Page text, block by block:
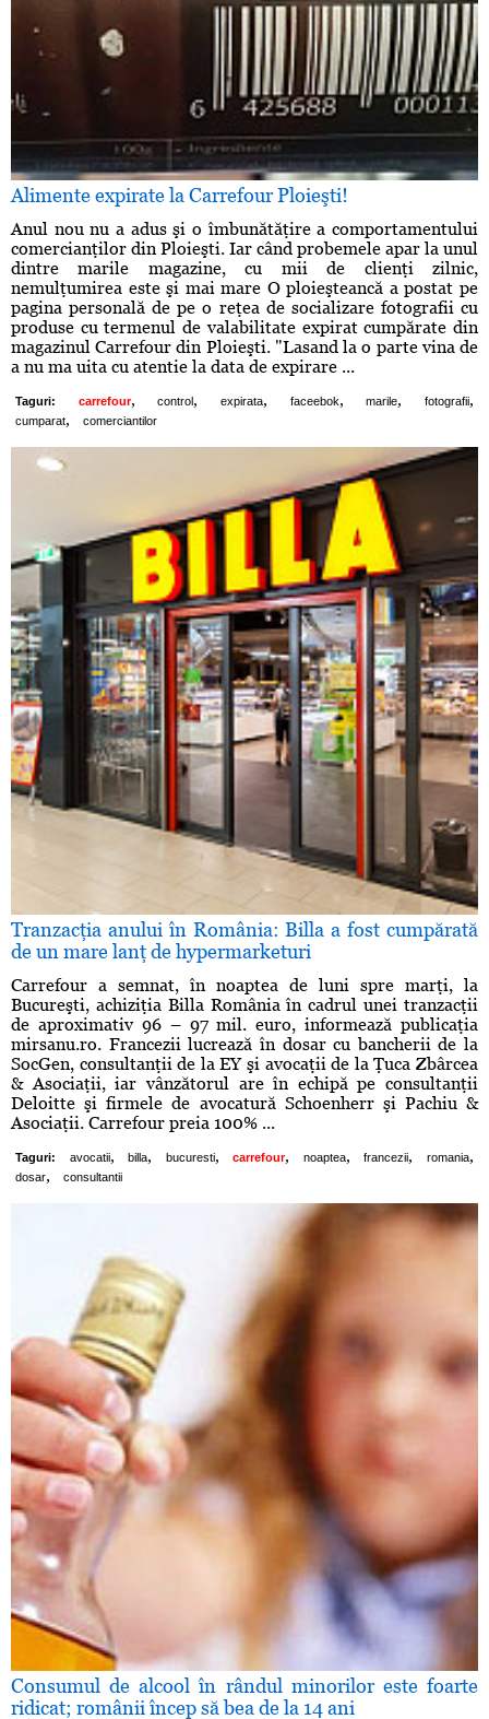
Alimente expirate la Carrefour Ploieşti!
Anul nou nu a adus şi o îmbunătăţire a comportamentului
comercianţilor din Ploieşti. Iar când probemele apar la unul
dintre marile magazine, cu mii de clienţi zilnic,
nemulţumirea este şi mai mare O ploieşteancă a postat pe
pagina personală de pe o reţea de socializare fotografii cu
produse cu termenul de valabilitate expirat cumpărate din
magazinul Carrefour din Ploieşti. "Lasand la o parte vina de
a nu ma uita cu atentie la data de expirare ...
Taguri: carrefour, control , expirata, faceebok, marile, fotografii,
cumparat, comerciantilor
Tranzacţia anului în România: Billa a fost cumpărată
de un mare lanţ de hypermarketuri
Carrefour a semnat, în noaptea de luni spre marţi, la
Bucureşti, achiziţia Billa România în cadrul unei tranzacţii
de aproximativ 96 – 97 mil. euro, informează publicaţia
mirsanu.ro. Francezii lucrează în dosar cu bancherii de la
SocGen, consultanţii de la EY şi avocaţii de la Ţuca Zbârcea
& Asociaţii, iar vânzătorul are în echipă pe consultanţii
Deloitte şi firmele de avocatură Schoenherr şi Pachiu &
Asociaţii. Carrefour preia 100% ...
Taguri: avocatii, billa, bucuresti, carrefour, noaptea, francezii, romania,
dosar, consultantii
Consumul de alcool în rândul minorilor este foarte
ridicat; românii încep să bea de la 14 ani